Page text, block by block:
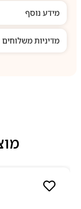
מידע נוסף
מדיניות משלוחים